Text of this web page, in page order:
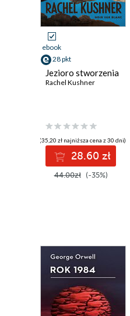
ebook
28 pkt
Jezioro stworzenia
Rachel Kushner
(35,20 zł najniższa cena z 30 dni)
28.60 zł
44.00zł (-35%)